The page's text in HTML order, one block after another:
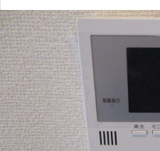
COMPANY
会社概要
CONTACT
お問い合わせ